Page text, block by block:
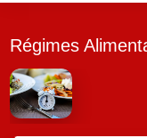
Régimes